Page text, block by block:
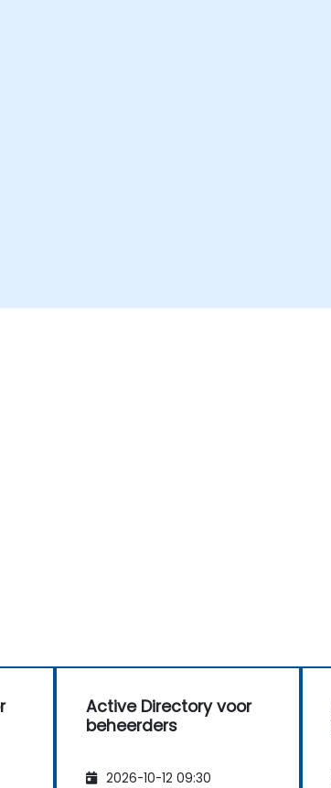
Active Directory voor
beheerders
2026-10-12 09:30